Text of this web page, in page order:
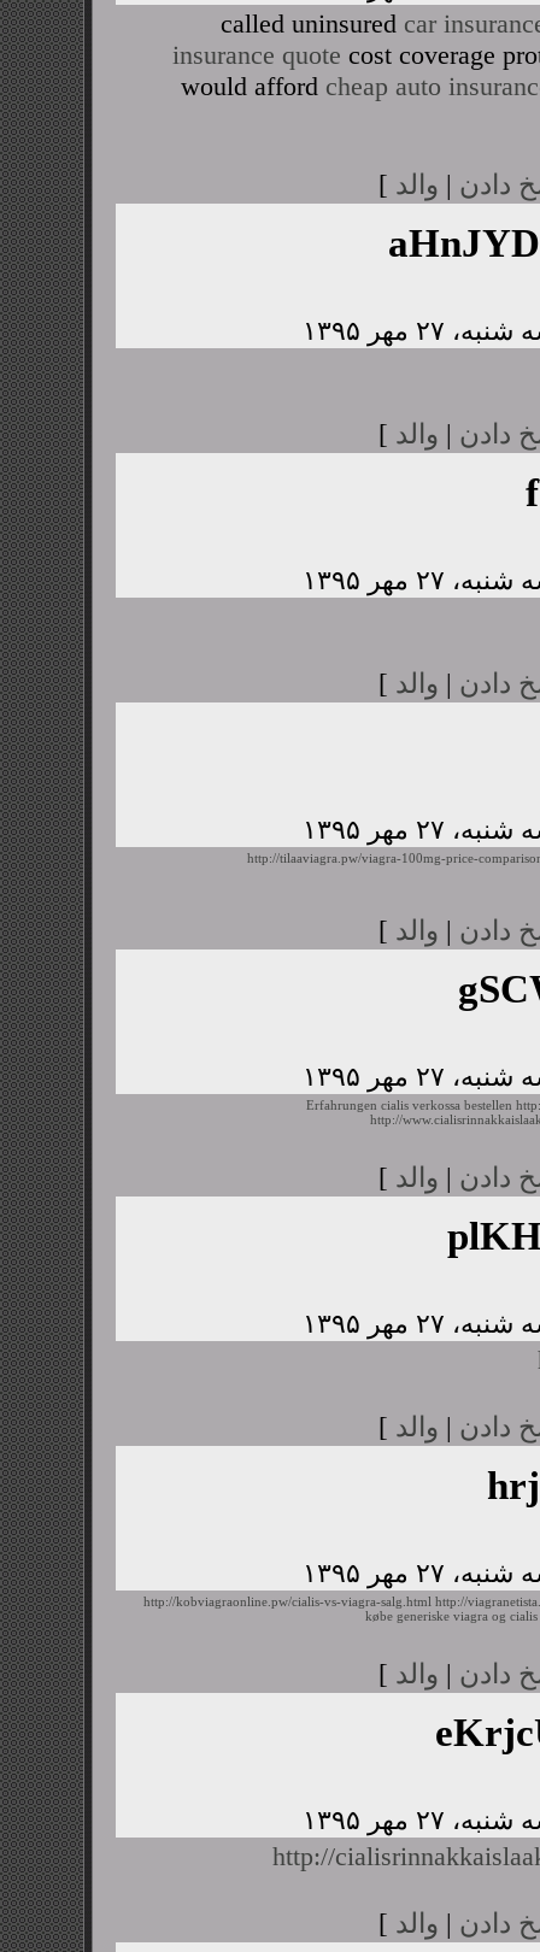
called uninsured car
insurance quote cost coverage
would afford cheap auto
دادن | والد ]
دادن | والد ]
دادن | والد ]
http://tilaaviagra.pw/viagra-100mg-price-
دادن | والد ]
Erfahrungen cialis verkossa bestellen
http://
دادن | والد ]
دادن | والد ]
http://kobviagraonline.pw/cialis-vs-viagra-salg.html http://
købe generiske viagra og
دادن | والد ]
http://
دادن | والد ]